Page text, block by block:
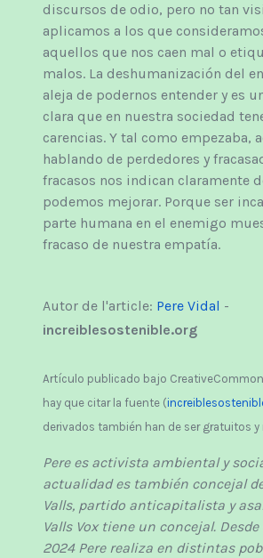
discursos de odio, pero no tan
aplicamos a los que
aquellos que nos caen mal o
malos. La deshumanización del
aleja de podernos entender y es
clara que en nuestra sociedad
carencias. Y tal como empezaba,
hablando de perdedores y
fracasos nos indican claramente
podemos mejorar. Porque ser
parte humana en el enemigo
fracaso de nuestra empatía.
Autor de l'article: Pere Vidal -
increiblesostenible.org
Artículo publicado bajo
hay que citar la fuente (
derivados también han de ser gratuitos y
Pere es activista ambiental y
actualidad es también concejal
Valls, partido anticapitalista y
Valls Vox tiene un concejal.
2024 Pere realiza en distintas